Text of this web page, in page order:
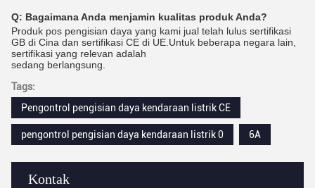
Kontak
Q: Bagaimana Anda menjamin kualitas produk Anda?
Produk pos pengisian daya yang kami jual telah lulus sertifikasi
GB di Cina dan sertifikasi CE di UE.Untuk beberapa negara lain,
sertifikasi yang relevan adalah
sedang berlangsung.
Tags:
Pengontrol pengisian daya kendaraan listrik CE
pengontrol pengisian daya kendaraan listrik 0 6A